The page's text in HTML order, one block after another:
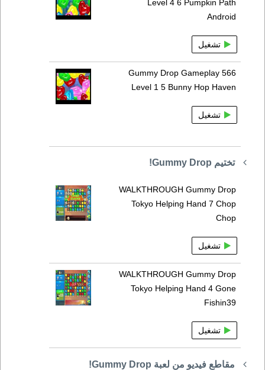
Level 4 6 Pumpkin Path
Android
تشغيل
Gummy Drop Gameplay 566
Level 1 5 Bunny Hop Haven
تشغيل
تختيم Gummy Drop!
WALKTHROUGH Gummy Drop
Tokyo Helping Hand 7 Chop
Chop
تشغيل
WALKTHROUGH Gummy Drop
Tokyo Helping Hand 4 Gone
Fishin39
تشغيل
مقاطع فيديو من لعبة Gummy Drop!